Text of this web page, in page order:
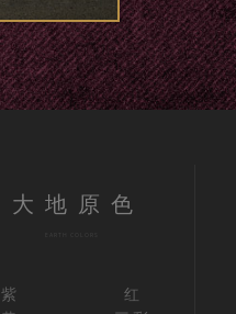
大地原色
紫
红